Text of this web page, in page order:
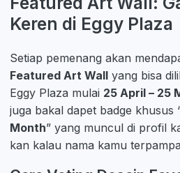
Keren di Eggy Plaza
Setiap pemenang akan
Featured Art Wall yang bisa
Eggy Plaza mulai 25 April – 25
juga bakal dapet badge khusus
Month” yang muncul di profil
kan kalau nama kamu